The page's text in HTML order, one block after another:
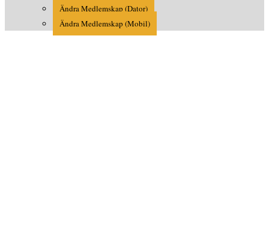
Ändra Medlemskap (Dator)
Ändra Medlemskap (Mobil)